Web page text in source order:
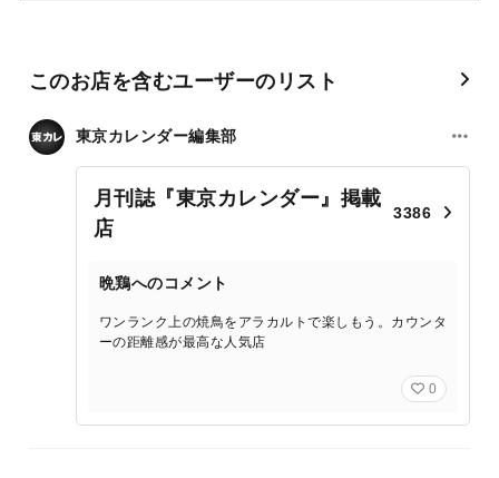
このお店を含むユーザーのリスト
東京カレンダー編集部
月刊誌『東京カレンダー』掲載
店
3386
晩鶏へのコメント
ワンランク上の焼鳥をアラカルトで楽しもう。カウンタ
ーの距離感が最高な人気店
0